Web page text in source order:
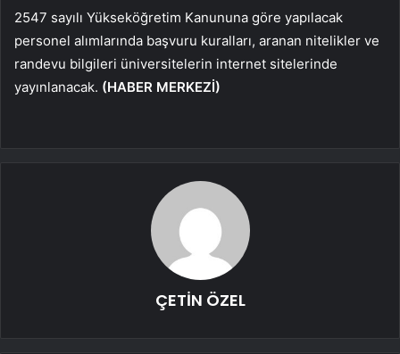
2547 sayılı Yükseköğretim Kanununa göre yapılacak
personel alımlarında başvuru kuralları, aranan nitelikler ve
randevu bilgileri üniversitelerin internet sitelerinde
yayınlanacak. (HABER MERKEZİ)
ÇETİN ÖZEL